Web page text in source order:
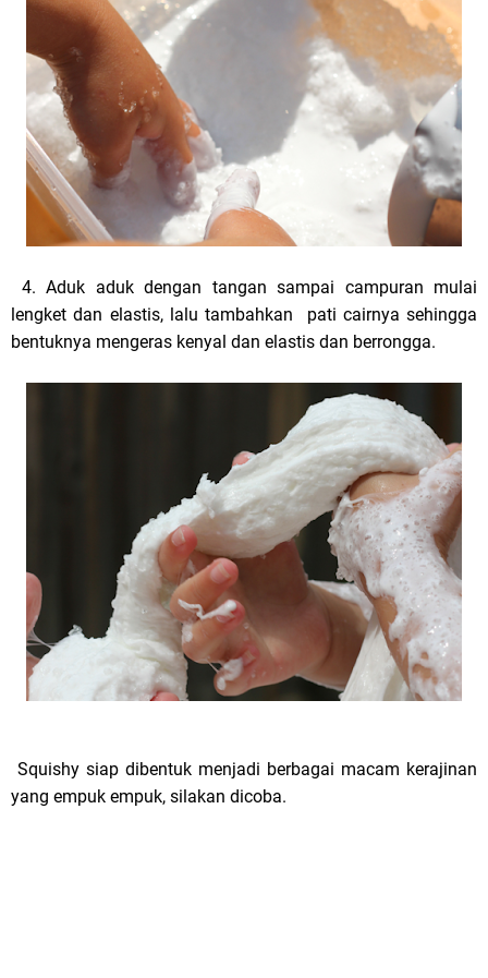
4. Aduk aduk dengan tangan sampai campuran mulai
lengket dan elastis, lalu tambahkan pati cairnya sehingga
bentuknya mengeras kenyal dan elastis dan berrongga.
Squishy siap dibentuk menjadi berbagai macam kerajinan
yang empuk empuk, silakan dicoba.